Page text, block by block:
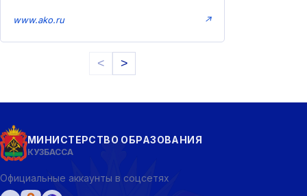
www.ako.ru ↗
< >
МИНИСТЕРСТВО ОБРАЗОВАНИЯ
КУЗБАССА
Официальные аккаунты в соцсетях